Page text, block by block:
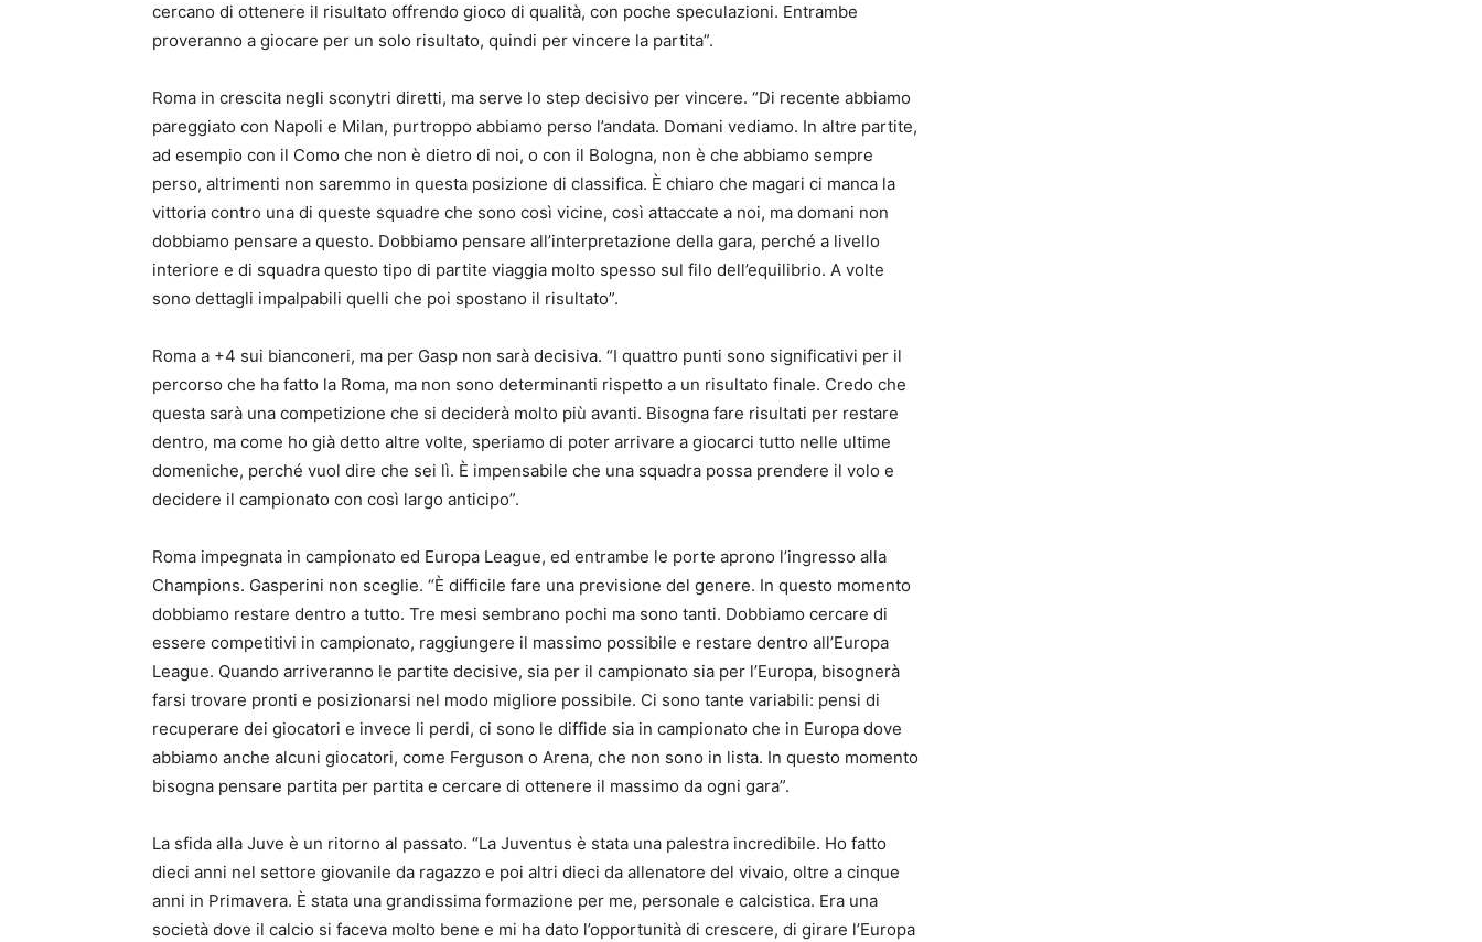
cercano di ottenere il risultato offrendo gioco di qualità, con poche speculazioni. Entrambe
proveranno a giocare per un solo risultato, quindi per vincere la partita”.
Roma in crescita negli sconytri diretti, ma serve lo step decisivo per vincere. “Di recente abbiamo
pareggiato con Napoli e Milan, purtroppo abbiamo perso l’andata. Domani vediamo. In altre partite,
ad esempio con il Como che non è dietro di noi, o con il Bologna, non è che abbiamo sempre
perso, altrimenti non saremmo in questa posizione di classifica. È chiaro che magari ci manca la
vittoria contro una di queste squadre che sono così vicine, così attaccate a noi, ma domani non
dobbiamo pensare a questo. Dobbiamo pensare all’interpretazione della gara, perché a livello
interiore e di squadra questo tipo di partite viaggia molto spesso sul filo dell’equilibrio. A volte
sono dettagli impalpabili quelli che poi spostano il risultato”.
Roma a +4 sui bianconeri, ma per Gasp non sarà decisiva. “I quattro punti sono significativi per il
percorso che ha fatto la Roma, ma non sono determinanti rispetto a un risultato finale. Credo che
questa sarà una competizione che si deciderà molto più avanti. Bisogna fare risultati per restare
dentro, ma come ho già detto altre volte, speriamo di poter arrivare a giocarci tutto nelle ultime
domeniche, perché vuol dire che sei lì. È impensabile che una squadra possa prendere il volo e
decidere il campionato con così largo anticipo”.
Roma impegnata in campionato ed Europa League, ed entrambe le porte aprono l’ingresso alla
Champions. Gasperini non sceglie. “È difficile fare una previsione del genere. In questo momento
dobbiamo restare dentro a tutto. Tre mesi sembrano pochi ma sono tanti. Dobbiamo cercare di
essere competitivi in campionato, raggiungere il massimo possibile e restare dentro all’Europa
League. Quando arriveranno le partite decisive, sia per il campionato sia per l’Europa, bisognerà
farsi trovare pronti e posizionarsi nel modo migliore possibile. Ci sono tante variabili: pensi di
recuperare dei giocatori e invece li perdi, ci sono le diffide sia in campionato che in Europa dove
abbiamo anche alcuni giocatori, come Ferguson o Arena, che non sono in lista. In questo momento
bisogna pensare partita per partita e cercare di ottenere il massimo da ogni gara”.
La sfida alla Juve è un ritorno al passato. “La Juventus è stata una palestra incredibile. Ho fatto
dieci anni nel settore giovanile da ragazzo e poi altri dieci da allenatore del vivaio, oltre a cinque
anni in Primavera. È stata una grandissima formazione per me, personale e calcistica. Era una
società dove il calcio si faceva molto bene e mi ha dato l’opportunità di crescere, di girare l’Europa